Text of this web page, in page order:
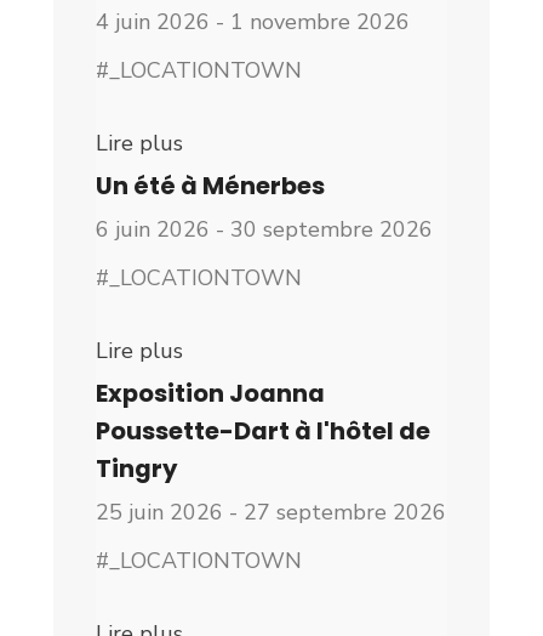
4 juin 2026 - 1 novembre 2026
#_LOCATIONTOWN
Lire plus
Un été à Ménerbes
6 juin 2026 - 30 septembre 2026
#_LOCATIONTOWN
Lire plus
Exposition Joanna
Poussette-Dart à l'hôtel de
Tingry
25 juin 2026 - 27 septembre 2026
#_LOCATIONTOWN